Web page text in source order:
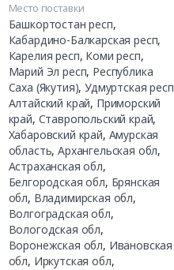
Место поставки
Башкортостан респ,
Кабардино-Балкарская респ,
Карелия респ, Коми респ,
Марий Эл респ, Республика
Саха (Якутия),Удмуртская респ
Алтайский край, Приморский
край, Ставропольский край,
Хабаровский край, Амурская
область,Архангельская обл,
Астраханская обл,
Белгородская обл, Брянская
обл, Владимирская обл,
Волгоградская обл,
Вологодская обл,
Воронежская обл, Ивановская
обл, Иркутская обл,